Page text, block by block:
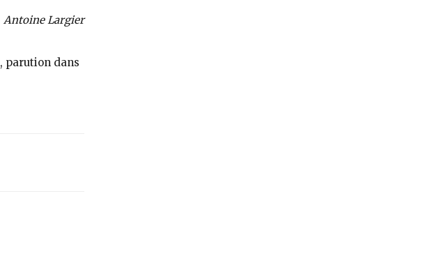
Antoine Largier
, parution dans